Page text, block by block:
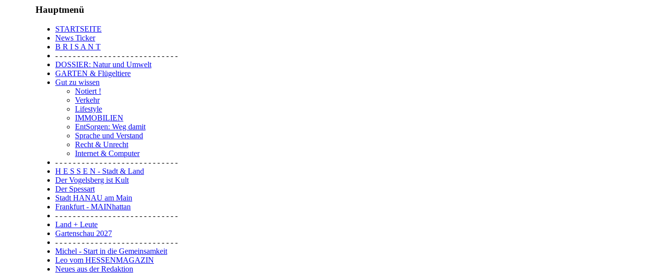
Hauptmenü
STARTSEITE
News Ticker
B R I S A N T
- - - - - - - - - - - - - - - - - - - - - - - - - - - -
DOSSIER: Natur und Umwelt
GARTEN & Flügeltiere
Gut zu wissen
Notiert !
Verkehr
Lifestyle
IMMOBILIEN
EntSorgen: Weg damit
Sprache und Verstand
Recht & Unrecht
Internet & Computer
- - - - - - - - - - - - - - - - - - - - - - - - - - - -
H E S S E N - Stadt & Land
Der Vogelsberg ist Kult
Der Spessart
Stadt HANAU am Main
Frankfurt - MAINhattan
- - - - - - - - - - - - - - - - - - - - - - - - - - - -
Land + Leute
Gartenschau 2027
- - - - - - - - - - - - - - - - - - - - - - - - - - - -
Michel - Start in die Gemeinsamkeit
Leo vom HESSENMAGAZIN
Neues aus der Redaktion